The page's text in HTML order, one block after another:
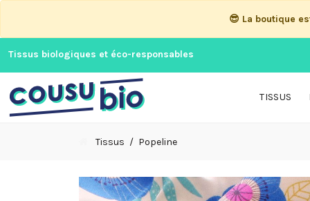
😎 La boutique
Tissus biologiques et éco-responsables
TISSUS
Tissus Popeline